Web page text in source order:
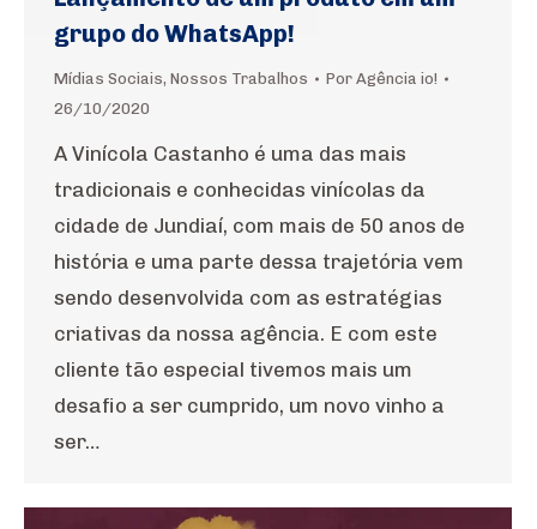
grupo do WhatsApp!
Mídias Sociais, Nossos Trabalhos Por Agência io!
26/10/2020
A Vinícola Castanho é uma das mais
tradicionais e conhecidas vinícolas da
cidade de Jundiaí, com mais de 50 anos de
história e uma parte dessa trajetória vem
sendo desenvolvida com as estratégias
criativas da nossa agência. E com este
cliente tão especial tivemos mais um
desafio a ser cumprido, um novo vinho a
ser…